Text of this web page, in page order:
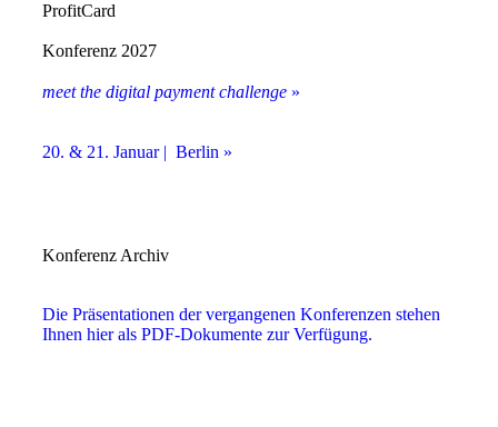
ProfitCard
Konferenz 2027
meet the digital payment challenge »
20. & 21. Januar | Berlin »
Konferenz Archiv
Die Präsentationen der vergangenen Konferenzen stehen
Ihnen hier als PDF-Dokumente zur Verfügung.